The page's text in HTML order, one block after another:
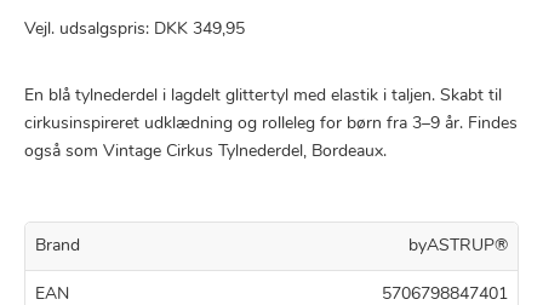
Vejl. udsalgspris: DKK 349,95
En blå tylnederdel i lagdelt glittertyl med elastik i taljen. Skabt til
cirkusinspireret udklædning og rolleleg for børn fra 3–9 år. Findes
også som Vintage Cirkus Tylnederdel, Bordeaux.
Brand byASTRUP®
EAN 5706798847401